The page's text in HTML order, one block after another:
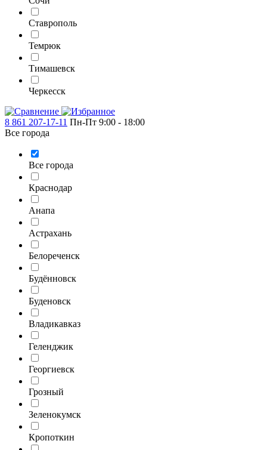
Ставрополь
Темрюк
Тимашевск
Черкесск
8 861 207-17-11 Пн-Пт 9:00 - 18:00
Все города
Все города
Краснодар
Анапа
Астрахань
Белореченск
Будённовск
Буденовск
Владикавказ
Геленджик
Георгиевск
Грозный
Зеленокумск
Кропоткин